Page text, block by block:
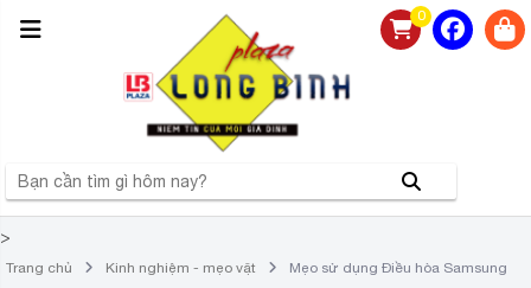
0
>
Trang chủ Kinh nghiệm - mẹo vặt Mẹo sử dụng Điều hòa Samsung